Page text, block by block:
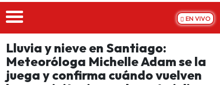
EN VIVO
Lluvia y nieve en Santiago:
Meteoróloga Michelle Adam se la
juega y confirma cuándo vuelven